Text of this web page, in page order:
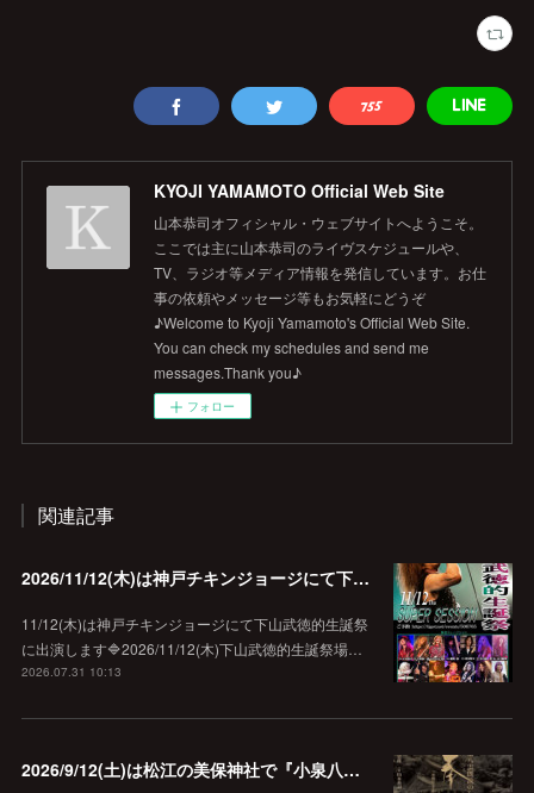
KYOJI YAMAMOTO Official Web Site
山本恭司オフィシャル・ウェブサイトへようこそ。
ここでは主に山本恭司のライヴスケジュールや、
TV、ラジオ等メディア情報を発信しています。お仕
事の依頼やメッセージ等もお気軽にどうぞ
♪Welcome to Kyoji Yamamoto's Official Web Site.
You can check my schedules and send me
messages.Thank you♪
フォロー
関連記事
2026/11/12(木)は神戸チキンジョージにて下山武徳的生誕祭に出演します♪
11/12(木)は神戸チキンジョージにて下山武徳的生誕祭
に出演します🔷2026/11/12(木)下山武徳的生誕祭場…
2026.07.31 10:13
2026/9/12(土)は松江の美保神社で『小泉八雲朗読のしらべ』